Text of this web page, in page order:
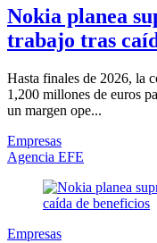
Nokia planea
trabajo tras
Hasta finales de 2026, la
1,200 millones de euros
un margen ope...
Empresas
Agencia EFE
Empresas